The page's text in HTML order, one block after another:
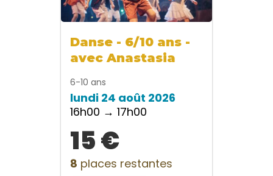
Danse - 6/10 ans -
avec Anastasia
6-10 ans
lundi 24 août 2026
16h00 → 17h00
15 €
8 places restantes